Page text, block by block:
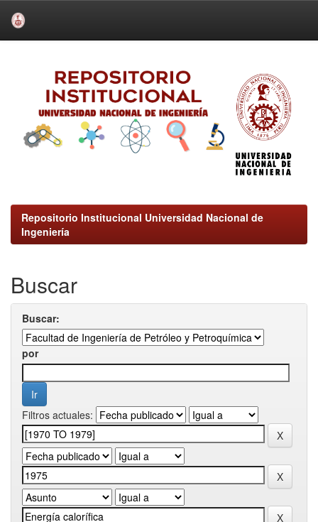
Repositorio Institucional Universidad Nacional de
Ingeniería
Buscar
Buscar:
por
Filtros actuales: